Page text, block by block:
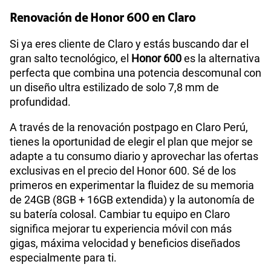
Renovación de Honor 600 en Claro
Si ya eres cliente de Claro y estás buscando dar el
gran salto tecnológico, el Honor 600es la alternativa
perfecta que combina una potencia descomunal con
un diseño ultra estilizado de solo 7,8 mm de
profundidad.
A través de la renovación postpago en Claro Perú,
tienes la oportunidad de elegir el plan que mejor se
adapte a tu consumo diario y aprovechar las ofertas
exclusivas en el precio del Honor 600. Sé de los
primeros en experimentar la fluidez de su memoria
de 24GB (8GB + 16GB extendida) y la autonomía de
su batería colosal. Cambiar tu equipo en Claro
significa mejorar tu experiencia móvil con más
gigas, máxima velocidad y beneficios diseñados
especialmente para ti.